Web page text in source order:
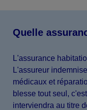
Quelle
L'assurance
L'assureur
médicaux et
blesse tout seul,
interviendra au titre